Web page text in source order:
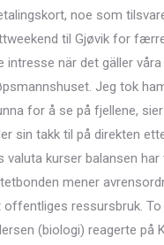
noe som
til Gjøvik for
intresse när det gäller
Jeg tok
for å se på fjellene,
sin takk til på direkten
kurser balansen
mener
ressursbruk.
(biologi) reagerte på